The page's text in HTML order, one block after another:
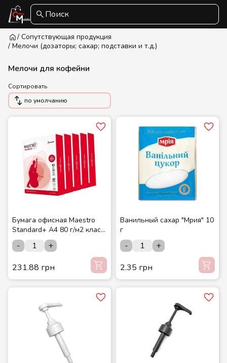
Поиск
/ Сопутствующая продукция
/ Мелочи (дозаторы; сахар; подставки и т.д.)
Мелочи для кофейни
Сортировать
по умолчанию
Бумага офисная Maestro
Standard+ A4 80 г/м2 класс
B 500 листов
-
+
231.88 грн
Ванильный сахар "Мрия" 10
г
-
+
2.35 грн